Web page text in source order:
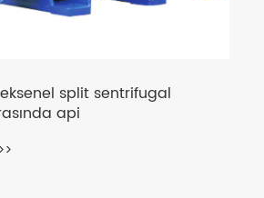
split sentrifugal
api